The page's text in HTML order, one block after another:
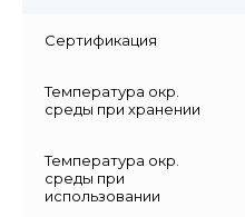
Сертификация
Температура окр.
среды при хранении
Температура окр.
среды при
использовании